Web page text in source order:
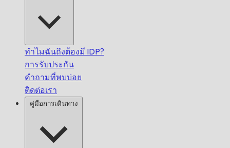
ทำไมฉันถึงต้องมี IDP?
การรับประกัน
คำถามที่พบบ่อย
ติดต่อเรา
คู่มือการเดินทาง